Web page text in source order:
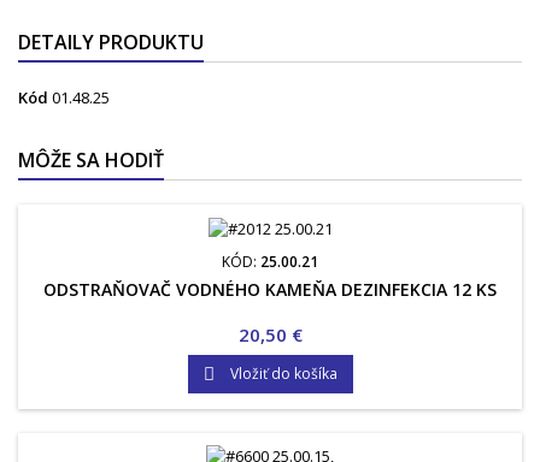
DETAILY PRODUKTU
Kód 01.48.25
MÔŽE SA HODIŤ
KÓD: 25.00.21
ODSTRAŇOVAČ VODNÉHO KAMEŇA DEZINFEKCIA 12 KS
Cena
20,50 €
 Vložiť do košíka